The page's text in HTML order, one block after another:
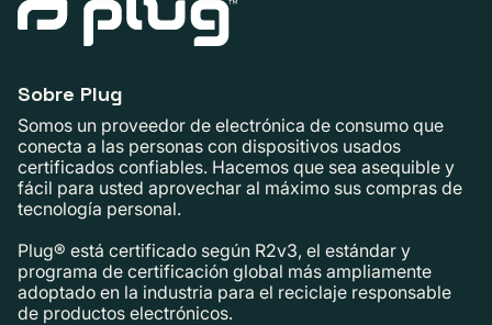
Sobre Plug
Somos un proveedor de electrónica de consumo que
conecta a las personas con dispositivos usados ​​
certificados confiables. Hacemos que sea asequible y
fácil para usted aprovechar al máximo sus compras de
tecnología personal.
Plug® está certificado según R2v3, el estándar y
programa de certificación global más ampliamente
adoptado en la industria para el reciclaje responsable
de productos electrónicos.